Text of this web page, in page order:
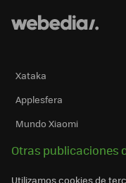
Xataka
Applesfera
Mundo Xiaomi
Otras publicaciones
Utilizamos cookies de